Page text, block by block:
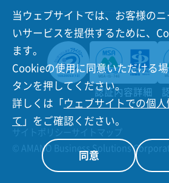
当ウェブサイトでは、お客様の
いサービスを提供するために、
ます。
Cookieの使用に同意いただける
タンを押してください。
詳しくは「ウェブサイトでの個
て 」をご確認ください。
同意
サイトポリシー サイトマップ
© AMANO Business Solutions
認証内容詳細